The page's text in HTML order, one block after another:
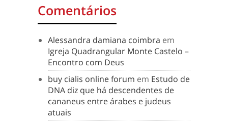
Comentários
Alessandra damiana coimbra em
Igreja Quadrangular Monte Castelo –
Encontro com Deus
buy cialis online forum em Estudo de
DNA diz que há descendentes de
cananeus entre árabes e judeus
atuais